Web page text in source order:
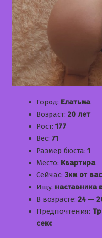
Город: Елатьма
Возраст: 20 лет
Рост: 177
Вес: 71
Размер бюста: 1
Место: Квартира
Сейчас: 3км от вас
Ищу: наставника
В возрасте: 24 —
Предпочтения:
секс